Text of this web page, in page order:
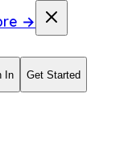
→
In Get Started